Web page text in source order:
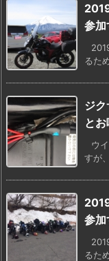
参
るた
ジク
と
ウ
すが
参
るた